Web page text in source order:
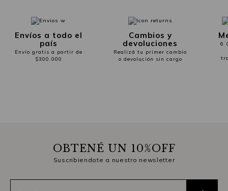
Envíos a todo el
país
Envío gratis a partir de
$300.000
Cambios y
devoluciones
Realizá tu primer cambio
o devolución sin cargo
6
OBTENÉ UN 10%OFF
Suscribiendote a nuestro newsletter